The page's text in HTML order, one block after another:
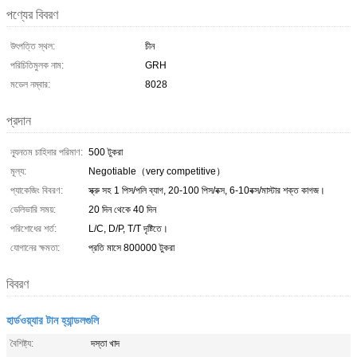
পণ্যের বিবরণ
উৎপত্তি স্থল:
চীন
পরিচিতিমুলক নাম:
GRH
মডেল নম্বার:
8028
প্রদান
ন্যূনতম চাহিদার পরিমাণ: 500 টুকরা
মূল্য:
Negotiable（very competitive）
প্যাকেজিং বিবরণ:
স্ক্রু সহ 1 পিস/পলি ব্যাগ, 20-100 পিস/বক্স, 6-10বক্স/মাস্টার শক্ত কাগজ।
ডেলিভারি সময়:
20 দিন থেকে 40 দিন
পরিশোধের শর্ত:
L/C, D/P, T/T দৃষ্টিতে।
যোগানের ক্ষমতা:
প্রতি মাসে 800000 টুকরা
বিবরণ
হার্ডওয়্যার টান হ্যান্ডলগুলি
বৈশিষ্ট্য:
দস্তা খাদ